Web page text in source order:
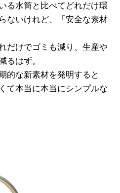
る水筒と比べてどれだけ環
ないけれど、「安全な素材
だけでゴミも減り、生産や
るはず。
的な新素材を発明すると
て本当に本当にシンプルな